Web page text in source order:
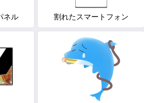
ネル 割れたスマートフォン